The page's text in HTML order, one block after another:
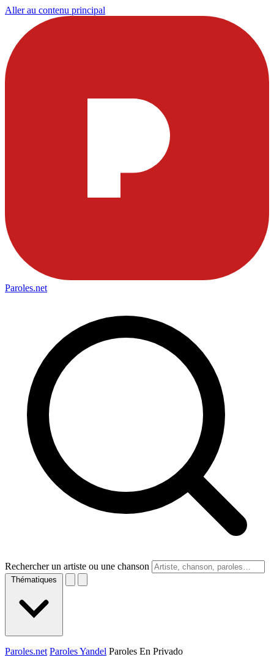
Aller au contenu principal
Paroles.net
Rechercher un artiste ou une chanson
Thématiques
Paroles.net Paroles Yandel Paroles En Privado